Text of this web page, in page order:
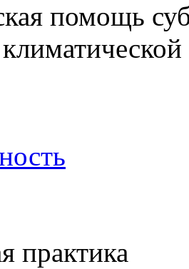
помощь
практика